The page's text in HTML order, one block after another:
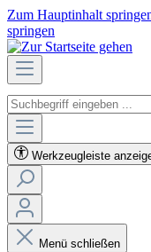
Zum Hauptinhalt
springen
Werkzeugleiste
Menü schließen